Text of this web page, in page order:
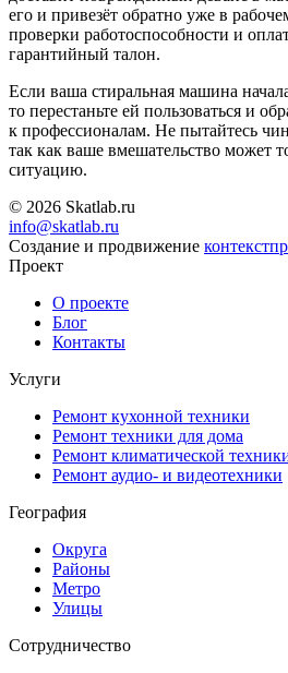
его и привезёт обратно уже в
проверки работоспособности и
гарантийный талон.
Если ваша стиральная машина
то перестаньте ей пользоваться и
к профессионалам. Не пытайтесь
так как ваше вмешательство может
ситуацию.
© 2026 Skatlab.ru
info@skatlab.ru
Создание и продвижение контекст
Проект
О проекте
Блог
Контакты
Услуги
Ремонт кухонной техники
Ремонт техники для дома
Ремонт климатической
Ремонт аудио- и видеотехники
География
Округа
Районы
Метро
Улицы
Сотрудничество